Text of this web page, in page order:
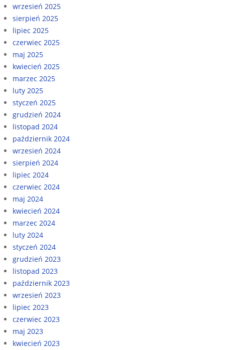
wrzesień 2025
sierpień 2025
lipiec 2025
czerwiec 2025
maj 2025
kwiecień 2025
marzec 2025
luty 2025
styczeń 2025
grudzień 2024
listopad 2024
październik 2024
wrzesień 2024
sierpień 2024
lipiec 2024
czerwiec 2024
maj 2024
kwiecień 2024
marzec 2024
luty 2024
styczeń 2024
grudzień 2023
listopad 2023
październik 2023
wrzesień 2023
lipiec 2023
czerwiec 2023
maj 2023
kwiecień 2023